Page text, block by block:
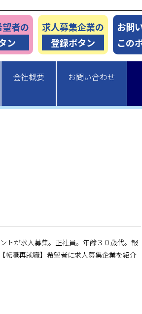
者の
ン
求人募集企業の
登録ボタン
お問
この
会社概要 お問い合わせ
トが求人募集。正社員。年齢３０歳代。報
転職再就職】希望者に求人募集企業を紹介